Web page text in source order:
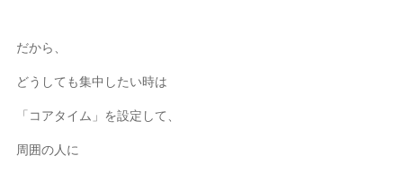
だから、
どうしても集中したい時は
「コアタイム」を設定して、
周囲の人に